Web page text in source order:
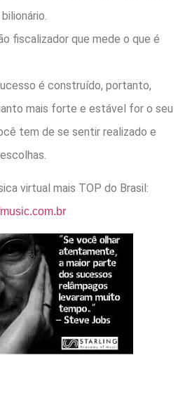
fiscalizador que mede o que é
é construído, portanto,
mais forte e estável for o seu
tem de se sentir realizado e
virtual mais TOP do Brasil: